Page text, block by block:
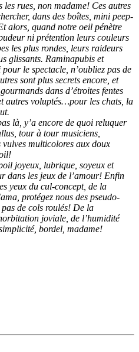
les rues, non madame! Ces autres
dans des boîtes, mini peep-
alors, quand notre oeil pénètre
ni prétention leurs couleurs
les plus rondes, leurs raideurs
glissants. Raminapubis et
le spectacle, n’oubliez pas de
sont plus secrets encore, et
dans d’étroites fentes
autres voluptés…pour les chats, la
là, y’a encore de quoi reluquer
tour à tour musiciens,
multicolores aux doux
joyeux, lubrique, soyeux et
dans les jeux de l’amour! Enfin
yeux du cul-concept, de la
protégez nous des pseudo-
de cols roulés! De la
joviale, de l’humidité
bordel, madame!